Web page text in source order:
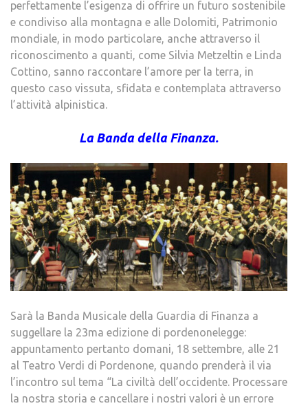
perfettamente l’esigenza di offrire un futuro sostenibile
e condiviso alla montagna e alle Dolomiti, Patrimonio
mondiale, in modo particolare, anche attraverso il
riconoscimento a quanti, come Silvia Metzeltin e Linda
Cottino, sanno raccontare l’amore per la terra, in
questo caso vissuta, sfidata e contemplata attraverso
l’attività alpinistica.
La Banda della Finanza.
Sarà la Banda Musicale della Guardia di Finanza a
suggellare la 23ma edizione di pordenonelegge:
appuntamento pertanto domani, 18 settembre, alle 21
al Teatro Verdi di Pordenone, quando prenderà il via
l’incontro sul tema “La civiltà dell’occidente. Processare
la nostra storia e cancellare i nostri valori è un errore